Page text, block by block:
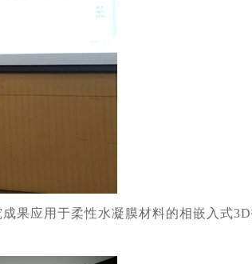
果应用于柔性水凝膜材料的相嵌入式